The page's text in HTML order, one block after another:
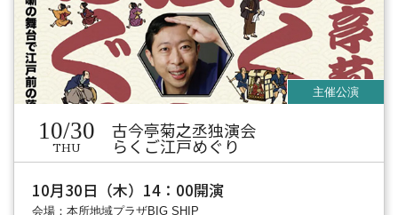
10/30
THU
古今亭菊之丞独演会
らくご江戸めぐり
10月30日（木）14：00開演
会場：本所地域プラザBIG SHIP